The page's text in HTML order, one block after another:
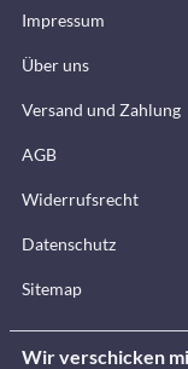
Impressum
Über uns
Versand und Zahlung
AGB
Widerrufsrecht
Datenschutz
Sitemap
Wir verschicken